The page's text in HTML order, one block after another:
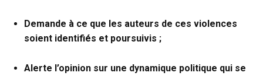
Demande à ce que les auteurs de ces violences
soient identifiés et poursuivis ;
Alerte l’opinion sur une dynamique politique qui se